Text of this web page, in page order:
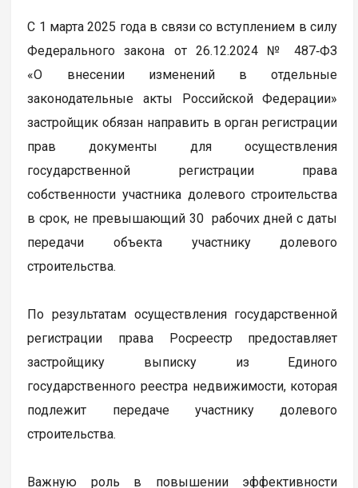
С 1 марта 2025 года в связи со вступлением в силу
Федерального закона от 26.12.2024 № 487‑ФЗ
«О внесении изменений в отдельные
законодательные акты Российской Федерации»
застройщик обязан направить в орган регистрации
прав документы для осуществления
государственной регистрации права
собственности участника долевого строительства
в срок, не превышающий 30 рабочих дней с даты
передачи объекта участнику долевого
строительства.
По результатам осуществления государственной
регистрации права Росреестр предоставляет
застройщику выписку из Единого
государственного реестра недвижимости, которая
подлежит передаче участнику долевого
строительства.
Важную роль в повышении эффективности